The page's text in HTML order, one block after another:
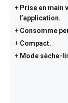
Prise en main
l’application.
Consomme
Compact.
Mode sèche-